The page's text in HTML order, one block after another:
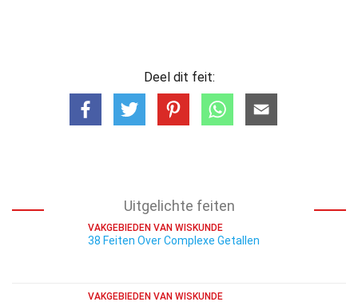
Deel dit feit:
Uitgelichte feiten
VAKGEBIEDEN VAN WISKUNDE
38 Feiten Over Complexe Getallen
VAKGEBIEDEN VAN WISKUNDE